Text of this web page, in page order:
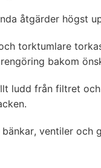
åtgärder högst
torktumlare
bakom
ludd från filtret
bänkar, ventiler och